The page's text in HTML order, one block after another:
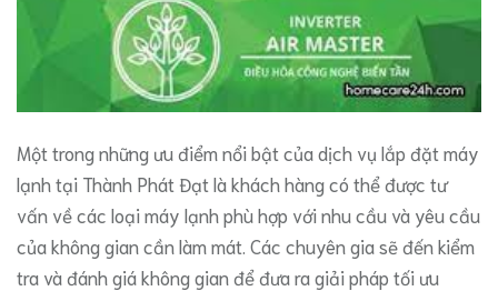
Một trong những ưu điểm nổi bật của dịch vụ lắp đặt máy
lạnh tại Thành Phát Đạt là khách hàng có thể được tư
vấn về các loại máy lạnh phù hợp với nhu cầu và yêu cầu
của không gian cần làm mát. Các chuyên gia sẽ đến kiểm
tra và đánh giá không gian để đưa ra giải pháp tối ưu